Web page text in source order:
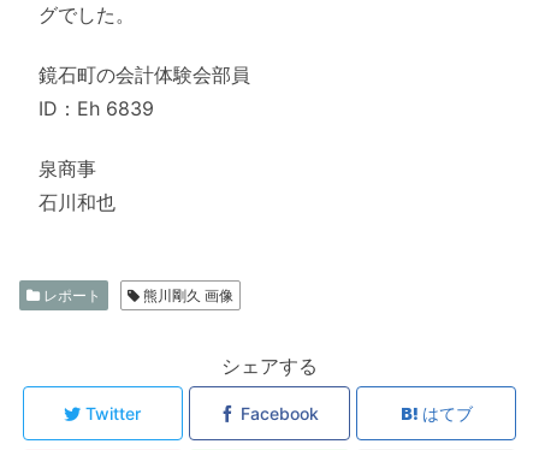
グでした。
鏡石町の会計体験会部員
ID：Eh 6839
泉商事
石川和也
レポート 熊川剛久 画像
シェアする
Twitter Facebook はてブ